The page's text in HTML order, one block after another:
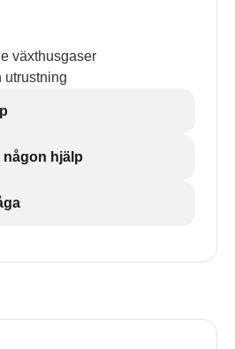
växthusgaser
utrustning
någon hjälp